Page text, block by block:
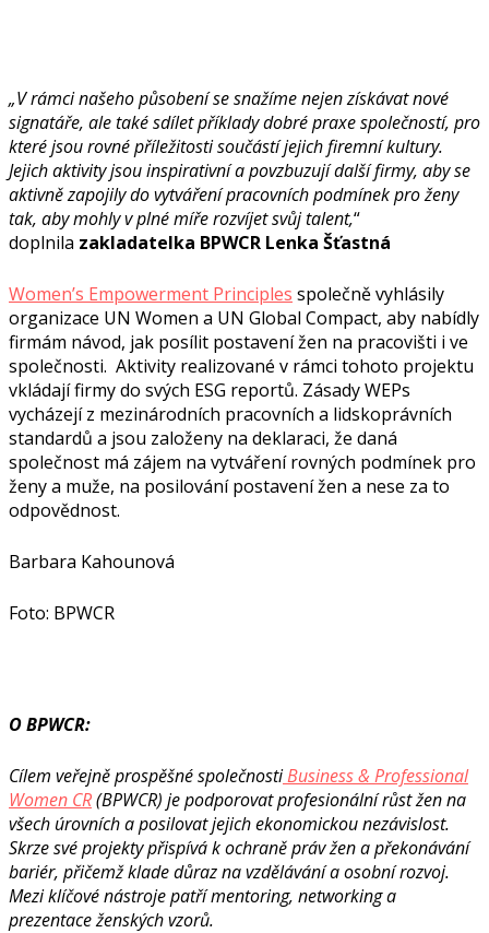
„V rámci našeho působení se snažíme nejen získávat nové
signatáře, ale také sdílet příklady dobré praxe společností, pro
které jsou rovné příležitosti součástí jejich firemní kultury.
Jejich aktivity jsou inspirativní a povzbuzují další firmy, aby se
aktivně zapojily do vytváření pracovních podmínek pro ženy
tak, aby mohly v plné míře rozvíjet svůj talent,“
doplnila zakladatelka BPWCR Lenka Šťastná
Women’s Empowerment Principles společně vyhlásily
organizace UN Women a UN Global Compact, aby nabídly
firmám návod, jak posílit postavení žen na pracovišti i ve
společnosti. Aktivity realizované v rámci tohoto projektu
vkládají firmy do svých ESG reportů. Zásady WEPs
vycházejí z mezinárodních pracovních a lidskoprávních
standardů a jsou založeny na deklaraci, že daná
společnost má zájem na vytváření rovných podmínek pro
ženy a muže, na posilování postavení žen a nese za to
odpovědnost.
Barbara Kahounová
Foto: BPWCR
O BPWCR:
Cílem veřejně prospěšné společnostiBusiness & Professional
Women CR(BPWCR) je podporovat profesionální růst žen na
všech úrovních a posilovat jejich ekonomickou nezávislost.
Skrze své projekty přispívá k ochraně práv žen a překonávání
bariér, přičemž klade důraz na vzdělávání a osobní rozvoj.
Mezi klíčové nástroje patří mentoring, networking a
prezentace ženských vzorů.